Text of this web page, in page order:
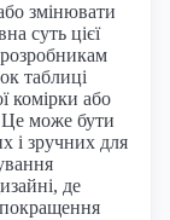
змінювати
суть цієї
таблиці
комірки або
Це може бути
і зручних для
де